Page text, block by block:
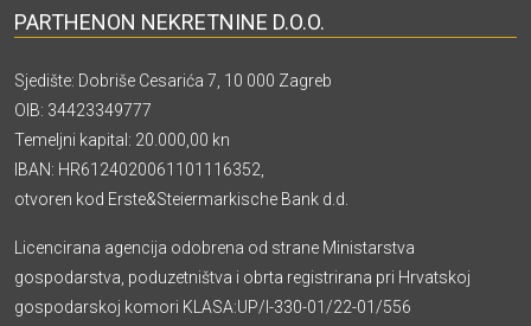
PARTHENON NEKRETNINE D.O.O.
Sjedište: Dobriše Cesarića 7, 10 000 Zagreb
OIB: 34423349777
Temeljni kapital: 20.000,00 kn
IBAN: HR6124020061101116352,
otvoren kod Erste&Steiermarkische Bank d.d.
Licencirana agencija odobrena od strane Ministarstva
gospodarstva, poduzetništva i obrta registrirana pri Hrvatskoj
gospodarskoj komori KLASA:UP/I-330-01/22-01/556